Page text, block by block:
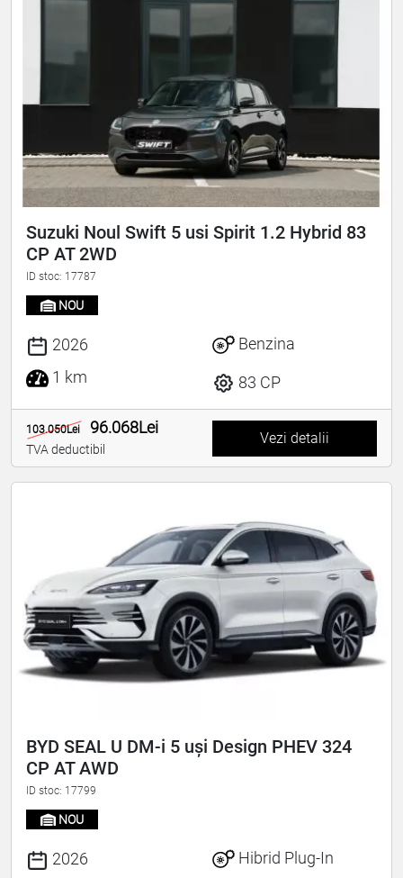
Suzuki Noul Swift 5 usi Spirit 1.2 Hybrid 83
CP AT 2WD
ID stoc: 17787
NOU
2026
1 km
Benzina
83 CP
103.050Lei 96.068Lei
TVA deductibil
Vezi detalii
BYD SEAL U DM-i 5 uși Design PHEV 324
CP AT AWD
ID stoc: 17799
NOU
2026 Hibrid Plug-In